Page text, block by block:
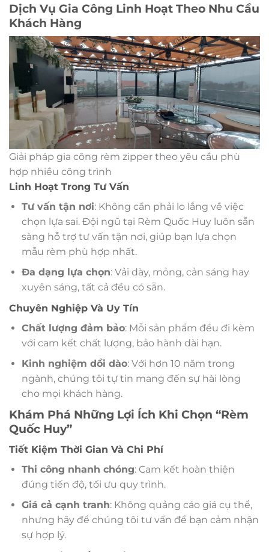
Dịch Vụ Gia Công Linh Hoạt Theo Nhu Cầu
Khách Hàng
Giải pháp gia công rèm zipper theo yêu cầu phù
hợp nhiều công trình
Linh Hoạt Trong Tư Vấn
Tư vấn tận nơi: Không cần phải lo lắng về việc
chọn lựa sai. Đội ngũ tại Rèm Quốc Huy luôn sẵn
sàng hỗ trợ tư vấn tận nơi, giúp bạn lựa chọn
mẫu rèm phù hợp nhất.
Đa dạng lựa chọn: Vải dày, mỏng, cản sáng hay
xuyên sáng, tất cả đều có sẵn.
Chuyên Nghiệp Và Uy Tín
Chất lượng đảm bảo: Mỗi sản phẩm đều đi kèm
với cam kết chất lượng, bảo hành dài hạn.
Kinh nghiệm dồi dào: Với hơn 10 năm trong
ngành, chúng tôi tự tin mang đến sự hài lòng
cho mọi khách hàng.
Khám Phá Những Lợi Ích Khi Chọn “Rèm
Quốc Huy”
Tiết Kiệm Thời Gian Và Chi Phí
Thi công nhanh chóng: Cam kết hoàn thiện
đúng tiến độ, tối ưu quy trình.
Giá cả cạnh tranh: Không quảng cáo giá cụ thể,
nhưng hãy để chúng tôi tư vấn để bạn cảm nhận
sự hợp lý.